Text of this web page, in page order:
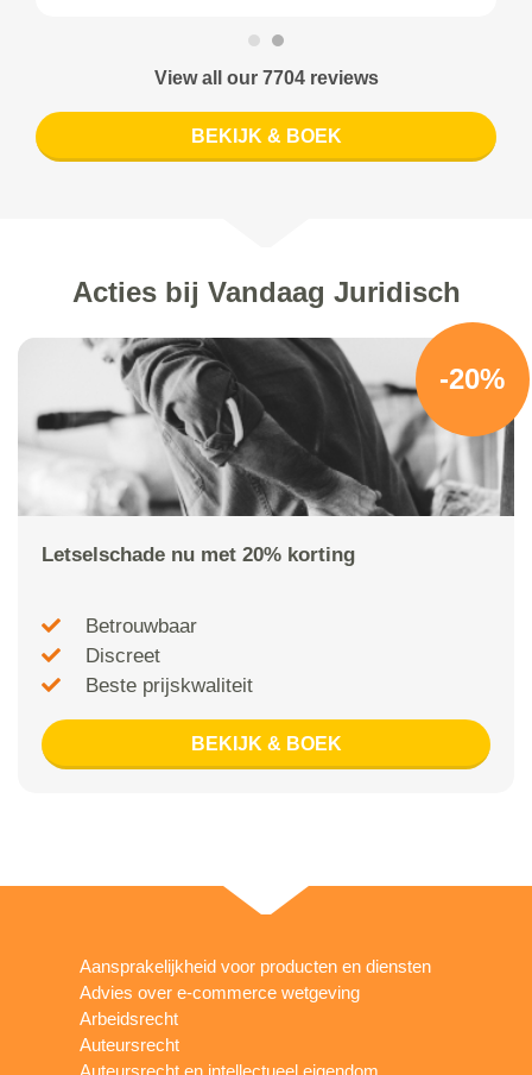
View all our 7704 reviews
BEKIJK & BOEK
Acties bij Vandaag Juridisch
-20%
Letselschade nu met 20% korting
Betrouwbaar
Discreet
Beste prijskwaliteit
BEKIJK & BOEK
Aansprakelijkheid voor producten en diensten
Advies over e-commerce wetgeving
Arbeidsrecht
Auteursrecht
Auteursrecht en intellectueel eigendom